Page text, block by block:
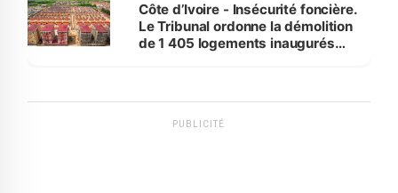
Côte d’Ivoire - Insécurité foncière.
Le Tribunal ordonne la démolition
de 1 405 logements inaugurés
PUBLICITÉ